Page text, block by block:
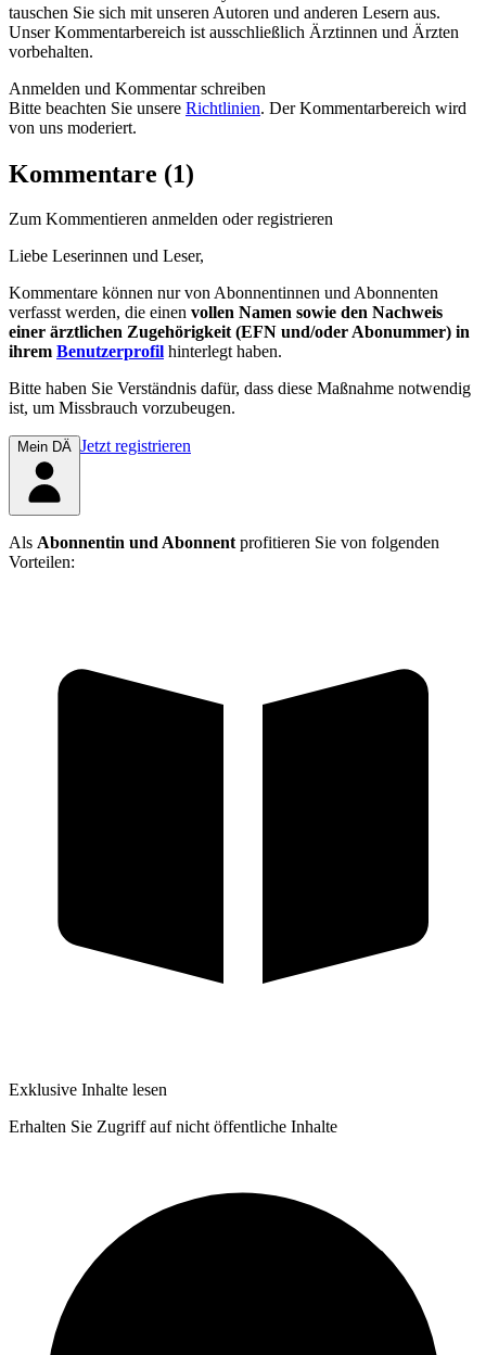
tauschen Sie sich mit unseren Autoren und anderen Lesern aus.
Unser Kommentarbereich ist ausschließlich Ärztinnen und Ärzten
vorbehalten.
Anmelden und Kommentar schreiben
Bitte beachten Sie unsere Richtlinien. Der Kommentarbereich wird
von uns moderiert.
Kommentare (1)
Zum Kommentieren anmelden oder registrieren
Liebe Leserinnen und Leser,
Kommentare können nur von Abonnentinnen und Abonnenten
verfasst werden, die einen vollen Namen sowie den Nachweis
einer ärztlichen Zugehörigkeit (EFN und/oder Abonummer) in
ihrem Benutzerprofil hinterlegt haben.
Bitte haben Sie Verständnis dafür, dass diese Maßnahme notwendig
ist, um Missbrauch vorzubeugen.
Mein DÄ Jetzt registrieren
Als Abonnentin und Abonnentprofitieren Sie von folgenden
Vorteilen:
Exklusive Inhalte lesen
Erhalten Sie Zugriff auf nicht öffentliche Inhalte